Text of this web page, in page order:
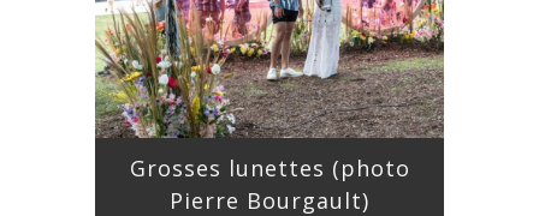
Grosses lunettes (photo
Pierre Bourgault)